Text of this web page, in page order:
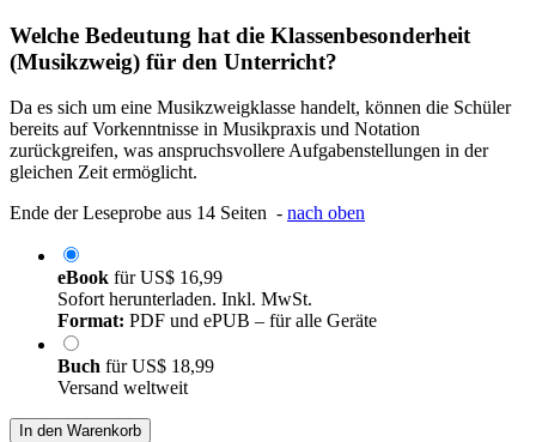
Welche Bedeutung hat die Klassenbesonderheit
(Musikzweig) für den Unterricht?
Da es sich um eine Musikzweigklasse handelt, können die Schüler
bereits auf Vorkenntnisse in Musikpraxis und Notation
zurückgreifen, was anspruchsvollere Aufgabenstellungen in der
gleichen Zeit ermöglicht.
Ende der Leseprobe aus 14 Seiten - nach oben
eBook fürUS$ 16,99
Sofort herunterladen. Inkl. MwSt.
Format: PDF und ePUB – für alle Geräte
Buch fürUS$ 18,99
Versand weltweit
In den Warenkorb